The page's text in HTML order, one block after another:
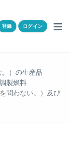
登録 ログイン
）の生産品
製燃料
問わない。）及び